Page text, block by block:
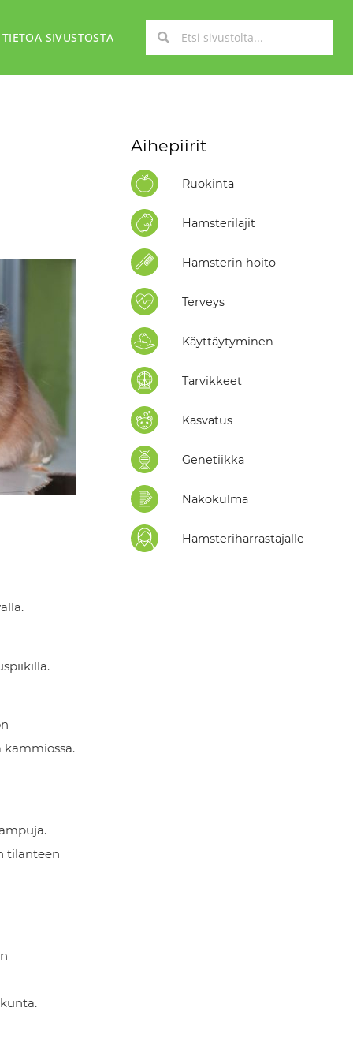
TIETOA SIVUSTOSTA
tilanteen
Aihepiirit
Ruokinta
Hamsterilajit
Hamsterin hoito
Terveys
Käyttäytyminen
Tarvikkeet
Kasvatus
Genetiikka
Näkökulma
Hamsteriharrastajalle